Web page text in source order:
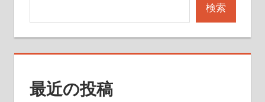
シ
ョ
検索
最近の投稿